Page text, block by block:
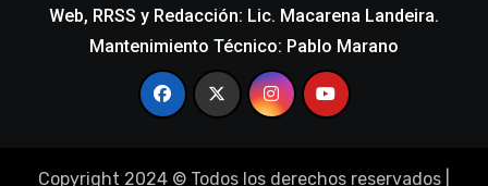
Web, RRSS y Redacción: Lic. Macarena Landeira.
Mantenimiento Técnico: Pablo Marano
Copyright 2024 © Todos los derechos reservados